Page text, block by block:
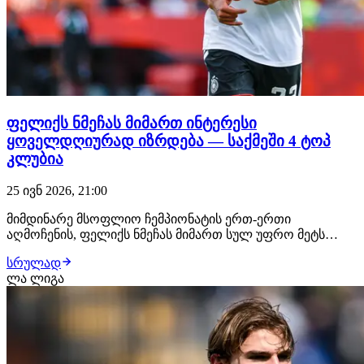
ფელიქს ნმეჩას მიმართ ინტერესი
ყოველდღიურად იზრდება — საქმეში 4 ტოპ
კლუბია
25 ივნ 2026, 21:00
მიმდინარე მსოფლიო ჩემპიონატის ერთ-ერთი
აღმოჩენის, ფელიქს ნმეჩას მიმართ სულ უფრო მეტს
ნახევარმცველმა მუნდიალი საკმაოდ კარგად დაიწყო და
როგორც მოსალოდნელი იყო, მის მიმართ ინტერესი
არაერთმა ტოპ კლუბმა გამოხატა. გავლენიან გერმანულ
სრულად
ლა ლიგა